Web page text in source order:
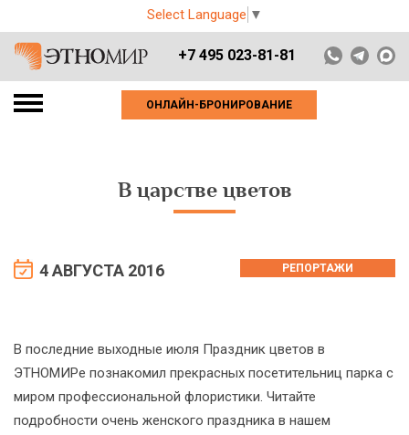
Select Language ▼
+7 495 023-81-81
ОНЛАЙН-БРОНИРОВАНИЕ
В царстве цветов
4 АВГУСТА 2016 РЕПОРТАЖИ
В последние выходные июля Праздник цветов в
ЭТНОМИРе познакомил прекрасных посетительниц парка с
миром профессиональной флористики. Читайте
подробности очень женского праздника в нашем